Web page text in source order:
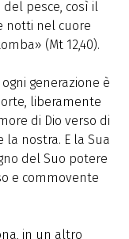
pesce, così il
notti nel cuore
(Mt 12,40).
generazione è
liberamente
di Dio verso di
la nostra. E la Sua
del Suo potere
e commovente
in un altro